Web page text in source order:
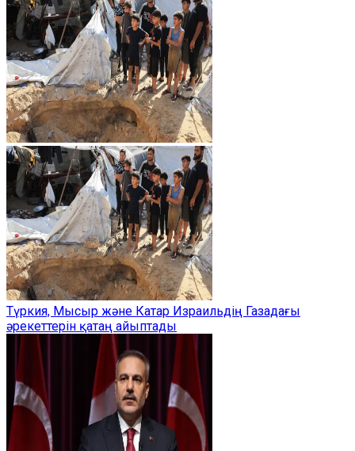
Түркия, Мысыр және Катар Израильдің Газадағы
әрекеттерін қатаң айыптады